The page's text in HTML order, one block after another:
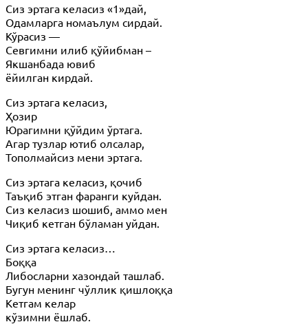
Сиз эртага келасиз «1»дай,
Одамларга номаълум сирдай.
Кўрасиз —
Севгимни илиб қўйибман –
Якшанбада ювиб
ёйилган кирдай.
Сиз эртага келасиз,
Ҳозир
Юрагимни қўйдим ўртага.
Агар тузлар ютиб олсалар,
Тополмайсиз мени эртага.
Сиз эртага келасиз, қочиб
Таъқиб этган фаранги куйдан.
Сиз келасиз шошиб, аммо мен
Чиқиб кетган бўламан уйдан.
Сиз эртага келасиз…
Боққа
Либосларни хазондай ташлаб.
Бугун менинг чўллик қишлоққа
Кетгам келар
кўзимни ёшлаб.